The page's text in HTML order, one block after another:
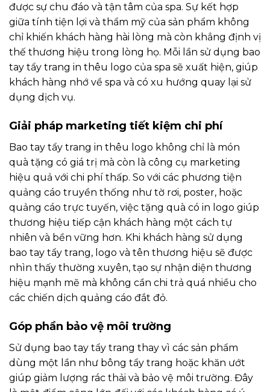
được sự chu đáo và tận tâm của spa. Sự kết hợp
giữa tính tiện lợi và thẩm mỹ của sản phẩm không
chỉ khiến khách hàng hài lòng mà còn khẳng định vị
thế thương hiệu trong lòng họ. Mỗi lần sử dụng bao
tay tẩy trang in thêu logo của spa sẽ xuất hiện, giúp
khách hàng nhớ về spa và có xu hướng quay lại sử
dụng dịch vụ.
Giải pháp marketing tiết kiệm chi phí
Bao tay tẩy trang in thêu logo không chỉ là món
quà tặng có giá trị mà còn là công cụ marketing
hiệu quả với chi phí thấp. So với các phương tiện
quảng cáo truyền thống như tờ rơi, poster, hoặc
quảng cáo trực tuyến, việc tặng quà có in logo giúp
thương hiệu tiếp cận khách hàng một cách tự
nhiên và bền vững hơn. Khi khách hàng sử dụng
bao tay tẩy trang, logo và tên thương hiệu sẽ được
nhìn thấy thường xuyên, tạo sự nhận diện thương
hiệu mạnh mẽ mà không cần chi trả quá nhiều cho
các chiến dịch quảng cáo đắt đỏ.
Góp phần bảo vệ môi trường
Sử dụng bao tay tẩy trang thay vì các sản phẩm
dùng một lần như bông tẩy trang hoặc khăn ướt
giúp giảm lượng rác thải và bảo vệ môi trường. Đây